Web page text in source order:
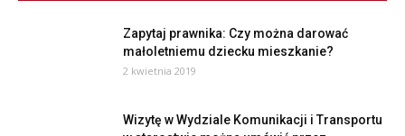
Zapytaj prawnika: Czy można darować
małoletniemu dziecku mieszkanie?
2 kwietnia 2019
Wizytę w Wydziale Komunikacji i Transportu